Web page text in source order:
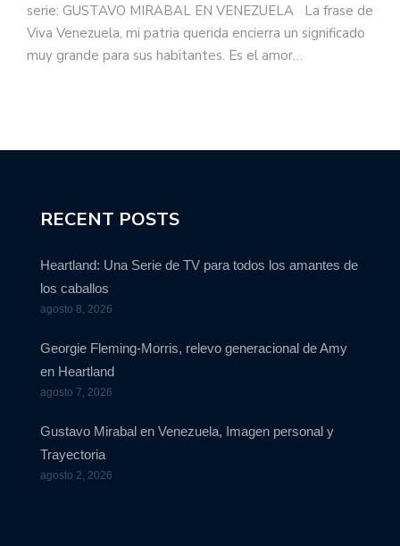
serie: GUSTAVO MIRABAL EN VENEZUELA La frase de
Viva Venezuela, mi patria querida encierra un significado
muy grande para sus habitantes. Es el amor…
RECENT POSTS
Heartland: Una Serie de TV para todos los amantes de
los caballos
agosto 8, 2026
Georgie Fleming-Morris, relevo generacional de Amy
en Heartland
agosto 7, 2026
Gustavo Mirabal en Venezuela, Imagen personal y
Trayectoria
agosto 2, 2026